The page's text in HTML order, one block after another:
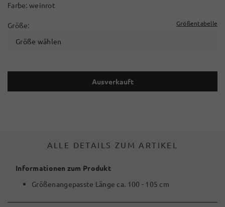
Farbe: weinrot
Größe: Größentabelle
Größe wählen
Ausverkauft
ALLE DETAILS ZUM ARTIKEL
Informationen zum Produkt
Größenangepasste Länge ca. 100 - 105 cm